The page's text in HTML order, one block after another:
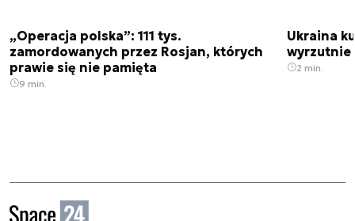
„Operacja polska”: 111 tys.
zamordowanych przez Rosjan, których
prawie się nie pamięta
9 min.
Ukraina
wyrzutnie
2 min.